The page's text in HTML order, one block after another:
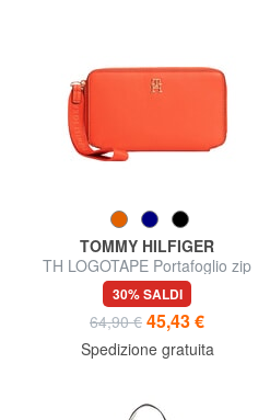
TOMMY HILFIGER
TH LOGOTAPE Portafoglio zip
around
30% SALDI
64,90 € 45,43 €
Spedizione gratuita